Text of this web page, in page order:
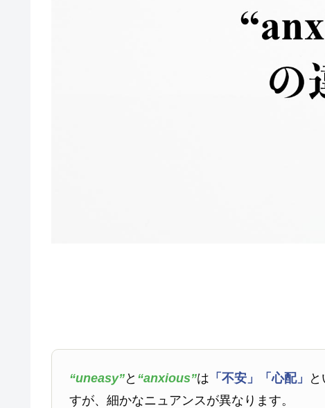
“uneasy”と “anxious”は 「不安」 「心配」
すが、細かなニュアンスが異なります。